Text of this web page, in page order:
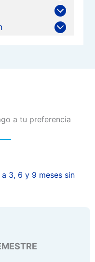
a tu preferencia
3, 6 y 9 meses sin